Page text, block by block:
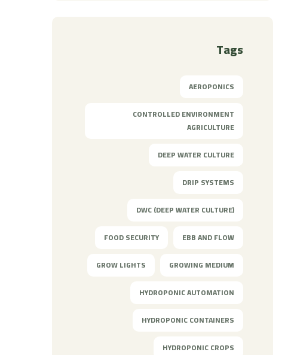
Tags
AEROPONICS
CONTROLLED ENVIRONMENT
AGRICULTURE
DEEP WATER CULTURE
DRIP SYSTEMS
DWC (DEEP WATER CULTURE)
EBB AND FLOW
FOOD SECURITY
GROWING MEDIUM
GROW LIGHTS
HYDROPONIC AUTOMATION
HYDROPONIC CONTAINERS
HYDROPONIC CROPS